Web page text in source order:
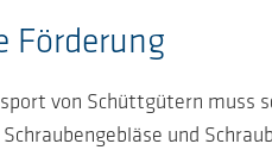
Förderung
von Schüttgütern muss
und